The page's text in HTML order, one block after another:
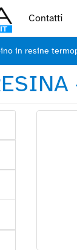
Contatti
in resine